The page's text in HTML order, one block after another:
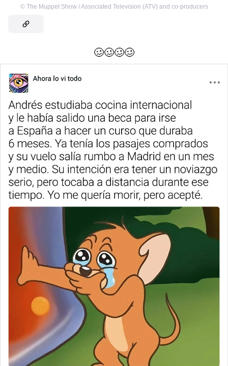
© The Muppet Show / Associated Television (ATV) and co-producers
🥴🥴🥴🥴